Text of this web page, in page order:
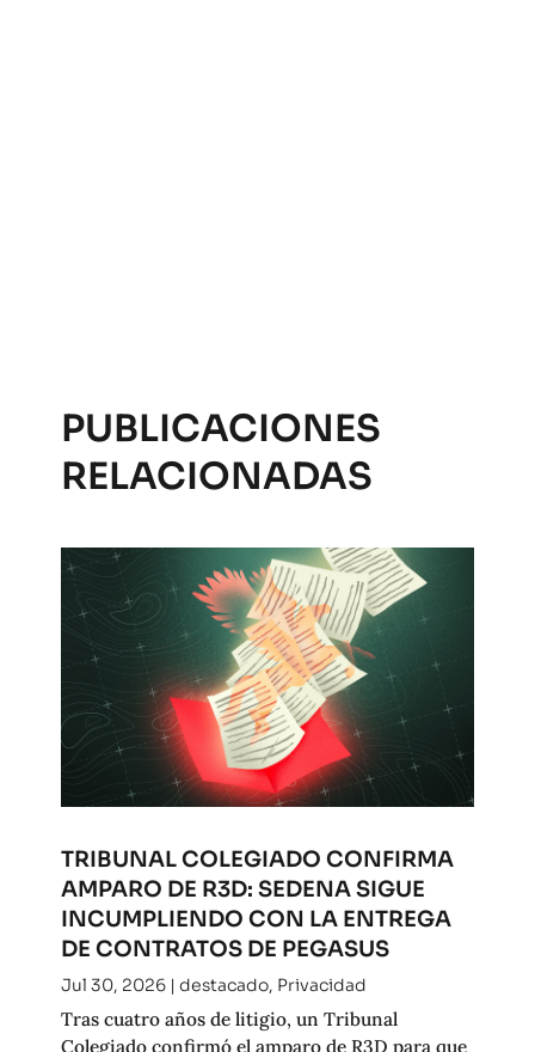
PUBLICACIONES
RELACIONADAS
TRIBUNAL COLEGIADO CONFIRMA
AMPARO DE R3D: SEDENA SIGUE
INCUMPLIENDO CON LA ENTREGA
DE CONTRATOS DE PEGASUS
Jul 30, 2026| destacado, Privacidad
Tras cuatro años de litigio, un Tribunal
Colegiado confirmó el amparo de R3D para que